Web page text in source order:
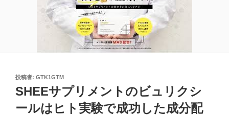
投
稿
日:
投稿者: GTK1GTM
SHEEサプリメントのビュリクシ
ールはヒト実験で成功した成分配